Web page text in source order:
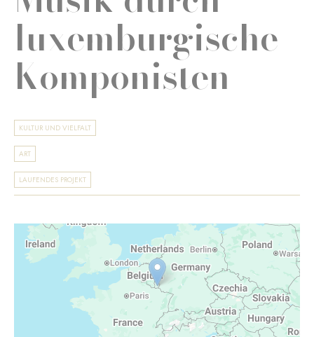
luxemburgische
Komponisten
KULTUR UND VIELFALT
ART
LAUFENDES PROJEKT